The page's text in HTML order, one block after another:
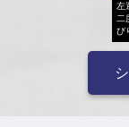
左
二
び